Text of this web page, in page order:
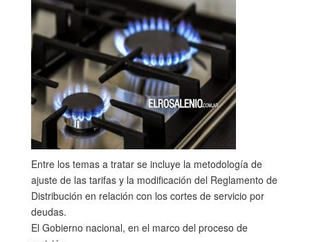
Entre los temas a tratar se incluye la metodología de
ajuste de las tarifas y la modificación del Reglamento de
Distribución en relación con los cortes de servicio por
deudas.
El Gobierno nacional, en el marco del proceso de